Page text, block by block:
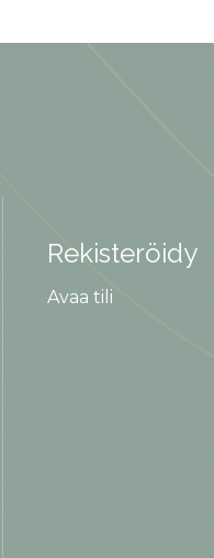
Rekisteröidy
Avaa tili